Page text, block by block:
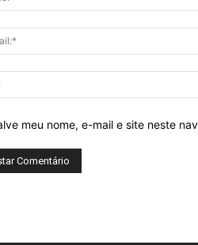
meu nome, e-mail e site neste